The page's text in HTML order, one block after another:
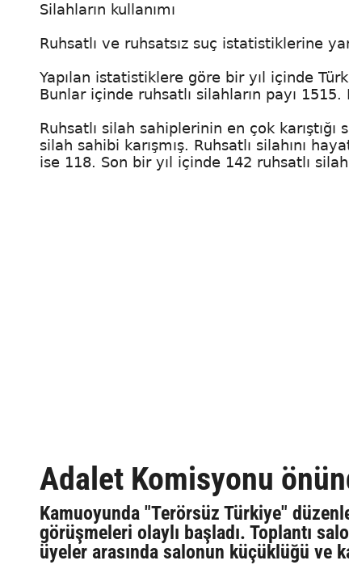
Silahların kullanımı
Ruhsatlı ve ruhsatsız suç istatistiklerine
Yapılan istatistiklere göre bir yıl içinde
Bunlar içinde ruhsatlı silahların payı 1515.
Ruhsatlı silah sahiplerinin en çok
silah sahibi karışmış. Ruhsatlı silahını
ise 118. Son bir yıl içinde 142 ruhsatlı
Adalet Komisyonu
Kamuoyunda "Terörsüz Türkiye"
görüşmeleri olaylı başladı. Toplantı
üyeler arasında salonun küçüklüğü ve